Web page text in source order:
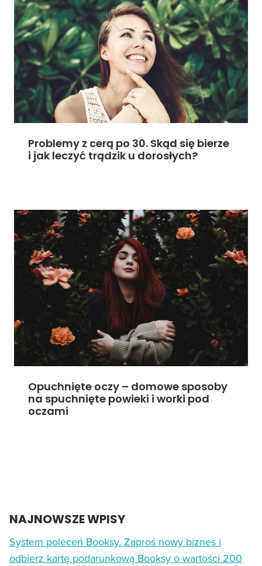
Problemy z cerą po 30. Skąd się bierze
i jak leczyć trądzik u dorosłych?
Opuchnięte oczy – domowe sposoby
na spuchnięte powieki i worki pod
oczami
NAJNOWSZE WPISY
System poleceń Booksy. Zaproś nowy biznes i
odbierz kartę podarunkową Booksy o wartości 200